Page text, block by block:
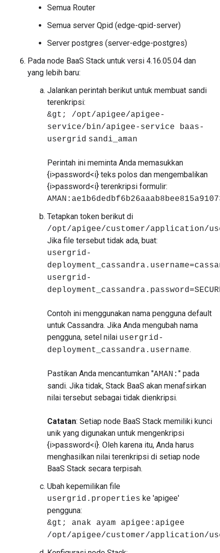
Semua Router
Semua server Qpid (edge-qpid-server)
Server postgres (server-edge-postgres)
Pada node BaaS Stack untuk versi 4.16.05.04 dan
yang lebih baru:
Jalankan perintah berikut untuk membuat sandi
terenkripsi:
&gt; /opt/apigee/apigee-
service/bin/apigee-service baas-
usergrid sandi_aman
Perintah ini meminta Anda memasukkan
{i>password<i} teks polos dan mengembalikan
{i>password<i} terenkripsi formulir:
Tetapkan token berikut di
/opt/apigee/customer/application/
Jika file tersebut tidak ada, buat:
usergrid-
usergrid-
Contoh ini menggunakan nama pengguna default
untuk Cassandra. Jika Anda mengubah nama
pengguna, setel nilai usergrid-
deployment_cassandra.username.
Pastikan Anda mencantumkan "AMAN: " pada
sandi. Jika tidak, Stack BaaS akan menafsirkan
nilai tersebut sebagai tidak dienkripsi.
Catatan: Setiap node BaaS Stack memiliki kunci
unik yang digunakan untuk mengenkripsi
{i>password<i}. Oleh karena itu, Anda harus
menghasilkan nilai terenkripsi di setiap node
BaaS Stack secara terpisah.
Ubah kepemilikan file
usergrid.properties ke 'apigee'
pengguna:
&gt; anak ayam apigee:apigee
/opt/apigee/customer/application/